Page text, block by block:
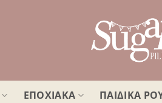
ΕΠΟΧΙΑΚΑ ΠΑΙΔΙΚΑ